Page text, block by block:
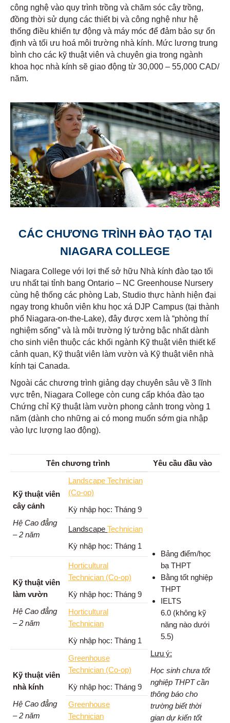
công nghệ vào quy trình trồng và chăm sóc cây trồng,
đồng thời sử dụng các thiết bị và công nghệ như hệ
thống điều khiển tự động và máy móc để đảm bảo sự ổn
định và tối ưu hoá môi trường nhà kính. Mức lương trung
bình cho các kỹ thuật viên và chuyên gia trong ngành
khoa học nhà kính sẽ giao động từ 30,000 – 55,000 CAD/
năm.
CÁC CHƯƠNG TRÌNH ĐÀO TẠO TẠI
NIAGARA COLLEGE
Niagara College với lợi thế sở hữu Nhà kính đào tạo tối
ưu nhất tại tỉnh bang Ontario – NC Greenhouse Nursery
cùng hệ thống các phòng Lab, Studio thực hành hiện đại
ngay trong khuôn viên khu học xá DJP Campus (tại thành
phố Niagara-on-the-Lake), đây được xem là “phòng thí
nghiệm sống” và là môi trường lý tưởng bậc nhất dành
cho sinh viên thuộc các khối ngành Kỹ thuật viên thiết kế
cảnh quan, Kỹ thuật viên làm vườn và Kỹ thuật viên nhà
kính tại Canada.
Ngoài các chương trình giảng dạy chuyên sâu về 3 lĩnh
vực trên, Niagara College còn cung cấp khóa đào tạo
Chứng chỉ Kỹ thuật làm vườn phong cảnh trong vòng 1
năm (dành cho những ai có mong muốn sớm gia nhập
vào lực lượng lao động).
Tên chương trình Yêu cầu đầu vào
Kỹ thuật viên
cây cảnh
Hệ Cao đẳng
– 2 năm
Landscape Technician
(Co-op)
Kỳ nhập học: Tháng 9
Bảng điểm/học
bạ THPT
Bằng tốt nghiệp
THPT
IELTS
6.0 (không kỹ
năng nào dưới
5.5)
Lưu ý:
Học sinh chưa tốt
nghiệp THPT cần
thông báo cho
trường biết thời
gian dự kiến tốt
Landscape Technician
Kỳ nhập học: Tháng 1
Kỹ thuật viên
làm vườn
Hệ Cao đẳng
– 2 năm
Horticultural
Technician (Co-op)
Kỳ nhập học: Tháng 9
Horticultural
Technician
Kỳ nhập học: Tháng 1
Kỹ thuật viên
nhà kính
Hệ Cao đẳng
– 2 năm
Greenhouse
Technician (Co-op)
Kỳ nhập học: Tháng 9
Greenhouse
Technician